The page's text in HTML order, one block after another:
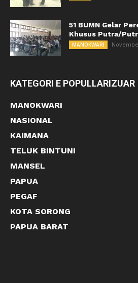
51 BUMN Gelar
Khusus Putra/
MANOKWARI
KATEGORI E POPULLARIZUAR
MANOKWARI
NASIONAL
KAIMANA
TELUK BINTUNI
MANSEL
PAPUA
PEGAF
KOTA SORONG
PAPUA BARAT